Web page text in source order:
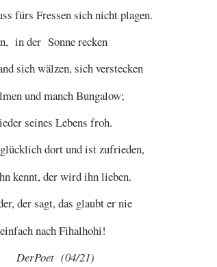
fürs Fressen sich nicht plagen.
in der Sonne recken
sich wälzen, sich verstecken
und manch Bungalow;
seines Lebens froh.
dort und ist zufrieden,
kennt, der wird ihn lieben.
der sagt, das glaubt er nie
nach Fihalhohi!
(04/21)